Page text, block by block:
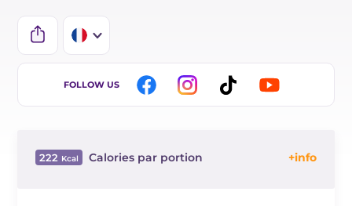
IT
ES
FOLLOW US
222 Calories par portion